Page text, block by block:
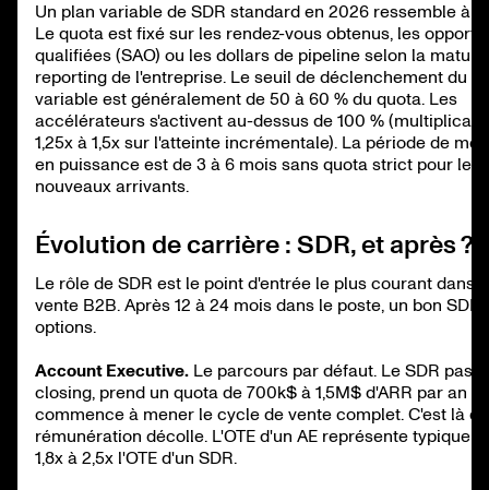
Un plan variable de SDR standard en 2026 ressemble à
Le quota est fixé sur les rendez-vous obtenus, les
qualifiées (SAO) ou les dollars de pipeline selon la
reporting de l'entreprise. Le seuil de déclenchement du
variable est généralement de 50 à 60 % du quota. Les
accélérateurs s'activent au-dessus de 100 %
1,25x à 1,5x sur l'atteinte incrémentale). La période de
en puissance est de 3 à 6 mois sans quota strict pour les
nouveaux arrivants.
Évolution de carrière : SDR, et après ?
Le rôle de SDR est le point d'entrée le plus courant dans
vente B2B. Après 12 à 24 mois dans le poste, un bon SDR
options.
Account Executive. Le parcours par défaut. Le SDR
closing, prend un quota de 700k$ à 1,5M$ d'ARR par an et
commence à mener le cycle de vente complet. C'est là
rémunération décolle. L'OTE d'un AE représente
1,8x à 2,5x l'OTE d'un SDR.